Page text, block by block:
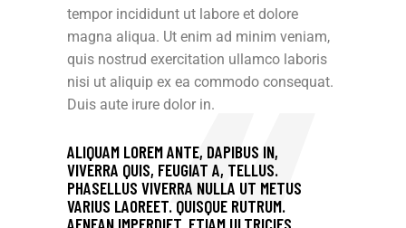
tempor incididunt ut labore et dolore
magna aliqua. Ut enim ad minim veniam,
quis nostrud exercitation ullamco laboris
nisi ut aliquip ex ea commodo consequat.
Duis aute irure dolor in.
ALIQUAM LOREM ANTE, DAPIBUS IN,
VIVERRA QUIS, FEUGIAT A, TELLUS.
PHASELLUS VIVERRA NULLA UT METUS
VARIUS LAOREET. QUISQUE RUTRUM.